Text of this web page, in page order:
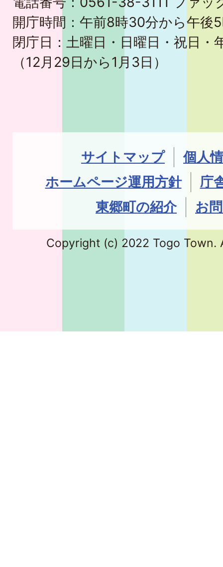
開庁時間：午前8時30分から午後
閉庁日：土曜日・日曜日・祝日・
（12月29日から1月3日）
サイトマップ
個人
ホームページ運用方針
庁
東郷町の紹介
お
Copyright (c) 2022 Togo Town.